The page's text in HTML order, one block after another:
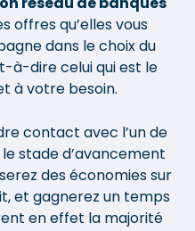
offres qu’elles vous
dans le choix du
à-dire celui qui est le
à votre besoin.
contact avec l’un de
stade d’avancement
des économies sur
et gagnerez un temps
en effet la majorité